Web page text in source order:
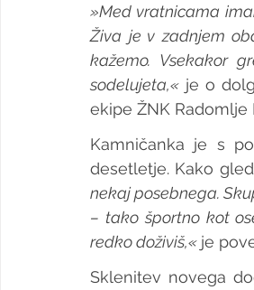
»Med vratnicama
Živa je v zadnjem
kažemo. Vsekakor
sodelujeta,« je o
ekipe ŽNK Radomlje
Kamničanka je s
desetletje. Kako
nekaj posebnega.
– tako športno kot
redko doživiš,« je
Sklenitev novega